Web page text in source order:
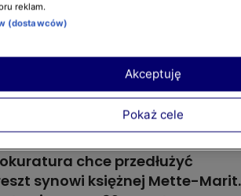
o młodości księcia Filipa
na jaw. Ujawniono tajne
chce przedłużyć
synowi księżnej Mette-Marit.
reklam.
(dostawców)
Pokaż cele
Akceptuję